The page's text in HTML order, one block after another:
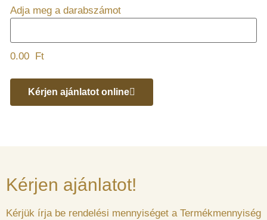
Adja meg a darabszámot
0.00 Ft
Kérjen ajánlatot online
Kérjen ajánlatot!
Kérjük írja be rendelési mennyiséget a Termékmennyiség